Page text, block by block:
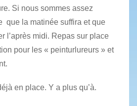
Si nous sommes assez
que la matinée suffira et que
l’après midi. Repas sur place
pour les « peinturlureurs » et
en place. Y a plus qu’à.